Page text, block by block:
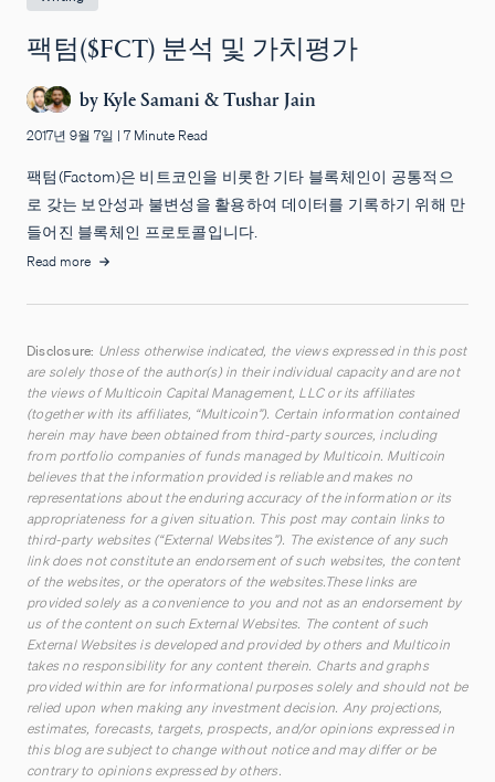
팩텀($FCT) 분석 및 가치평가
by Kyle Samani &Tushar Jain
2017년 9월 7일 | 7 Minute Read
팩텀(Factom)은 비트코인을 비롯한 기타 블록체인이 공통적으
로 갖는 보안성과 불변성을 활용하여 데이터를 기록하기 위해 만
들어진 블록체인 프로토콜입니다.
Read more
Disclosure: Unless otherwise indicated, the views expressed in this post
are solely those of the author(s) in their individual capacity and are not
the views of Multicoin Capital Management, LLC or its affiliates
(together with its affiliates, “Multicoin”). Certain information contained
herein may have been obtained from third-party sources, including
from portfolio companies of funds managed by Multicoin. Multicoin
believes that the information provided is reliable and makes no
representations about the enduring accuracy of the information or its
appropriateness for a given situation. This post may contain links to
third-party websites (“External Websites”). The existence of any such
link does not constitute an endorsement of such websites, the content
of the websites, or the operators of the websites.These links are
provided solely as a convenience to you and not as an endorsement by
us of the content on such External Websites. The content of such
External Websites is developed and provided by others and Multicoin
takes no responsibility for any content therein. Charts and graphs
provided within are for informational purposes solely and should not be
relied upon when making any investment decision. Any projections,
estimates, forecasts, targets, prospects, and/or opinions expressed in
this blog are subject to change without notice and may differ or be
contrary to opinions expressed by others.